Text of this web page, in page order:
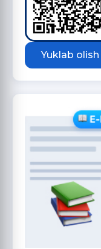
Yuklab olish